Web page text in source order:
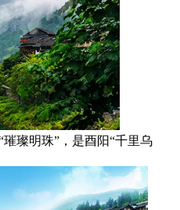
璨明珠”，是酉阳“千里乌